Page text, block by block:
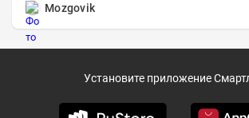
Mozgovik
Установите приложение